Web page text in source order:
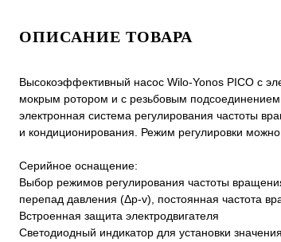
ОПИСАНИЕ ТОВАРА
Высокоэффективный насос Wilo-Yonos PICO с
мокрым ротором и с резьбовым подсоединением,
электронная система регулирования частоты
и кондиционирования. Режим регулировки
Серийное оснащение:
Выбор режимов регулирования частоты
перепад давления (Δp-v), постоянная частота
Встроенная защита электродвигателя
Светодиодный индикатор для установки